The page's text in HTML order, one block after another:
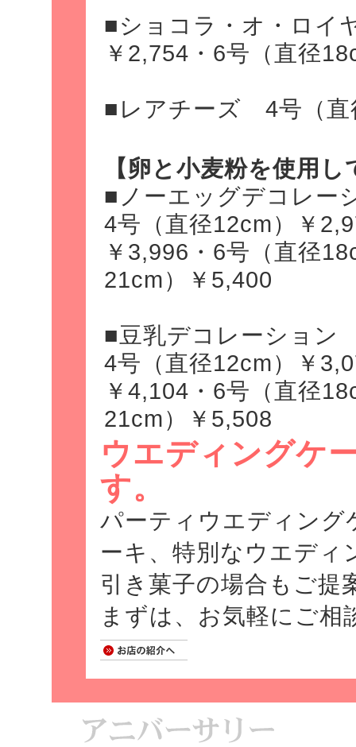
■ショコラ・オ・ロイ
￥2,754・6号（直径
■レアチーズ 4号（直
【卵と小麦粉を使用
■ノーエッグデコレー
4号（直径12cm）￥
￥3,996・6号（直径
21cm）￥5,400
■豆乳デコレーション
4号（直径12cm）￥
￥4,104・6号（直径
21cm）￥5,508
ウエディングケ
す。
パーティウエディング
ーキ、特別なウエディ
引き菓子の場合もご提
まずは、お気軽にご相